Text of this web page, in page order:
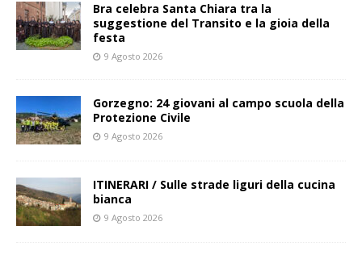
Bra celebra Santa Chiara tra la
suggestione del Transito e la gioia della
festa
9 Agosto 2026
Gorzegno: 24 giovani al campo scuola della
Protezione Civile
9 Agosto 2026
ITINERARI / Sulle strade liguri della cucina
bianca
9 Agosto 2026